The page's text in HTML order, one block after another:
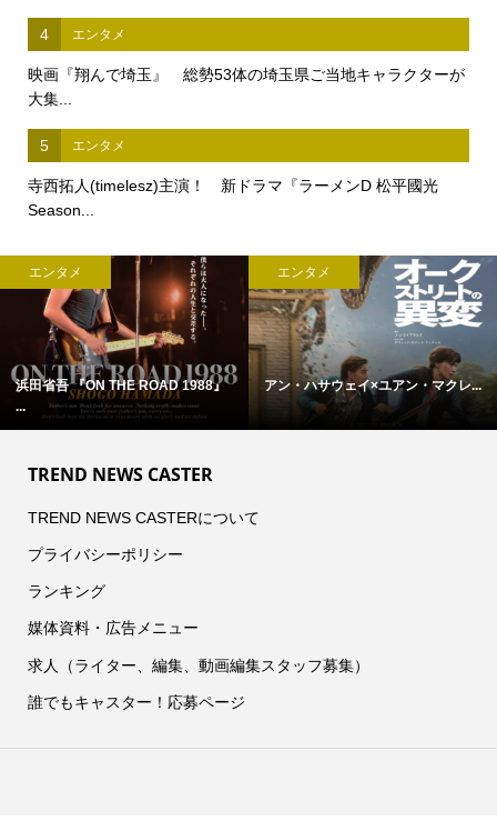
4 エンタメ
映画『翔んで埼玉』 総勢53体の埼玉県ご当地キャラクターが
大集...
5 エンタメ
寺西拓人(timelesz)主演！ 新ドラマ『ラーメンD 松平國光
Season...
エンタメ
浜田省吾 『ON THE ROAD 1988』
...
エンタメ
アン・ハサウェイ×ユアン・マクレ...
TREND NEWS CASTER
TREND NEWS CASTERについて
プライバシーポリシー
ランキング
媒体資料・広告メニュー
求人（ライター、編集、動画編集スタッフ募集）
誰でもキャスター！応募ページ